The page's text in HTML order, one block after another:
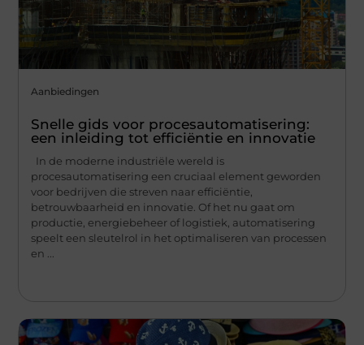
Aanbiedingen
Snelle gids voor procesautomatisering:
een inleiding tot efficiëntie en innovatie
In de moderne industriële wereld is
procesautomatisering een cruciaal element geworden
voor bedrijven die streven naar efficiëntie,
betrouwbaarheid en innovatie. Of het nu gaat om
productie, energiebeheer of logistiek, automatisering
speelt een sleutelrol in het optimaliseren van processen
en ...